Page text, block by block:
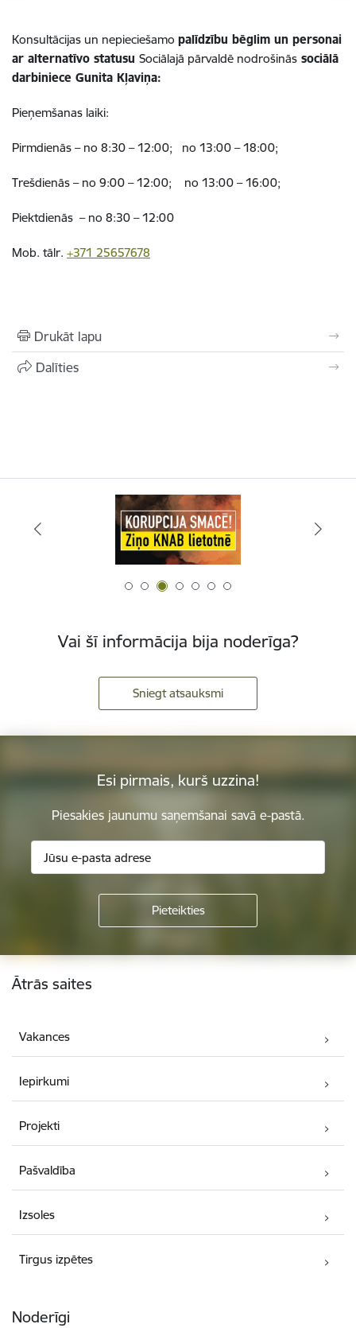
Konsultācijas un nepieciešamo palīdzību bēglim un personai
ar alternatīvo statusu Sociālajā pārvaldē nodrošinās sociālā
darbiniece Gunita Kļaviņa:
Pieņemšanas laiki:
Pirmdienās – no 8:30 – 12:00; no 13:00 – 18:00;
Trešdienās – no 9:00 – 12:00; no 13:00 – 16:00;
Piektdienās – no 8:30 – 12:00
Mob. tālr. +371 25657678
Drukāt lapu
Dalīties
Vai šī informācija bija noderīga?
Sniegt atsauksmi
Esi pirmais, kurš uzzina!
Piesakies jaunumu saņemšanai savā e-pastā.
Kājene
Ātrās saites
Vakances
Iepirkumi
Projekti
Pašvaldība
Izsoles
Tirgus izpētes
Noderīgi